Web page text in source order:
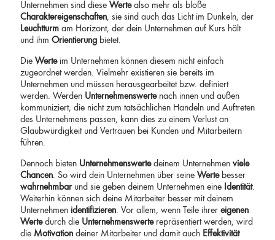
Unternehmen sind diese Wertealso mehr als bloße
Charaktereigenschaften, sie sind auch das Licht im Dunkeln, der
Leuchtturm am Horizont, der dein Unternehmen auf Kurs hält
und ihm Orientierung bietet.
Die Werteim Unternehmen können diesem nicht einfach
zugeordnet werden. Vielmehr existieren sie bereits im
Unternehmen und müssen herausgearbeitet bzw. definiert
werden. Werden Unternehmenswertenach innen und außen
kommuniziert, die nicht zum tatsächlichen Handeln und Auftreten
des Unternehmens passen, kann dies zu einem Verlust an
Glaubwürdigkeit und Vertrauen bei Kunden und Mitarbeitern
führen.
Dennoch bieten Unternehmenswertedeinem Unternehmen viele
Chancen. So wird dein Unternehmen über seine Wertebesser
wahrnehmbarund sie geben deinem Unternehmen eine Identität.
Weiterhin können sich deine Mitarbeiter besser mit deinem
Unternehmen identifizieren. Vor allem, wenn Teile ihrer eigenen
Wertedurch die Unternehmenswerterepräsentiert werden, wird
die Motivation deiner Mitarbeiter und damit auch Effektivität